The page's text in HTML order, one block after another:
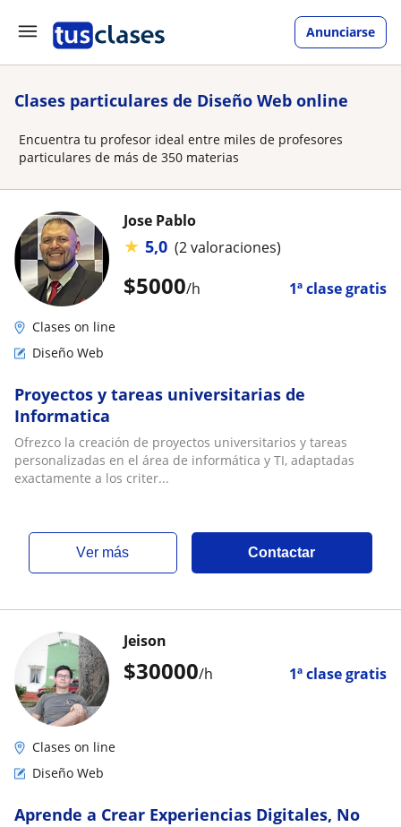
Anunciarse
Clases particulares de Diseño Web online
Encuentra tu profesor ideal entre miles de profesores
particulares de más de 350 materias
$5000/h 1ª clase gratis
Jose Pablo
★ 5,0 (2 valoraciones)
Clases on line
Diseño Web
Proyectos y tareas universitarias de
Informatica
Ofrezco la creación de proyectos universitarios y tareas
personalizadas en el área de informática y TI, adaptadas
exactamente a los criter...
ver más Contactar
$30000/h 1ª clase gratis
Jeison
Clases on line
Diseño Web
Aprende a Crear Experiencias Digitales, No